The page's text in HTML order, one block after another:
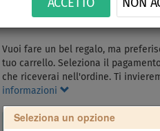
ACCETTO NON
Vuoi fare un bel regalo, ma
tuo carrello. Seleziona il
che riceverai nell'ordine. Ti
informazioni
Seleziona un opzione